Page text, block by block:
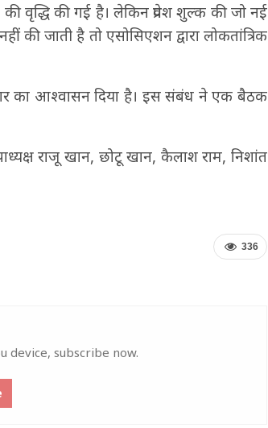
वृद्धि की गई है। लेकिन प्रवेश शुल्क की जो नई
जाती है तो एसोसिएशन द्वारा लोकतांत्रिक
का आश्वासन दिया है। इस संबंध ने एक बैठक
राजू खान, छोटू खान, कैलाश राम, निशांत
336
device, subscribe now.